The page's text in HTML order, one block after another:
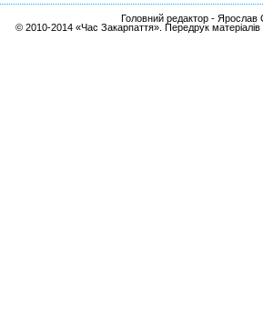
Головний редактор - Ярослав
© 2010-2014 «Час Закарпаття». Передрук